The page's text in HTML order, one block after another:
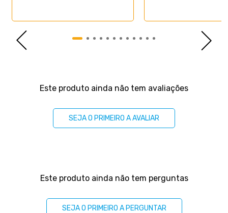
oferecemos montagem; recomendamos profissionais
qualificados. Confira as dimensões para transporte em
elevadores e passagens. Não transportamos por meios
especiais. Por se tratar de um produto de uso íntimo e
Este produto ainda não tem avaliações
SEJA O PRIMEIRO A AVALIAR
Este produto ainda não tem perguntas
SEJA O PRIMEIRO A PERGUNTAR